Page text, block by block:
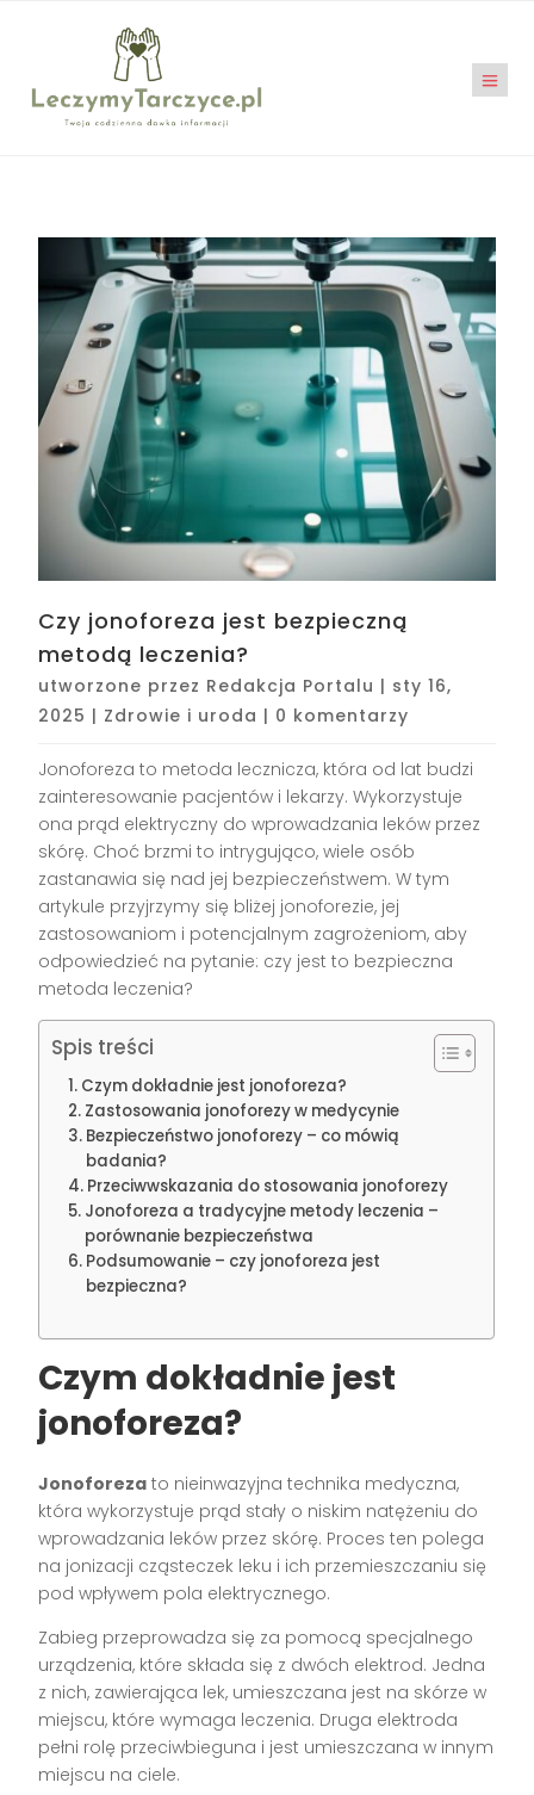
Czy jonoforeza jest bezpieczną
metodą leczenia?
utworzone przez Redakcja Portalu | sty 16,
2025 | Zdrowie i uroda | 0 komentarzy
Jonoforeza to metoda lecznicza, która od lat budzi
zainteresowanie pacjentów i lekarzy. Wykorzystuje
ona prąd elektryczny do wprowadzania leków przez
skórę. Choć brzmi to intrygująco, wiele osób
zastanawia się nad jej bezpieczeństwem. W tym
artykule przyjrzymy się bliżej jonoforezie, jej
zastosowaniom i potencjalnym zagrożeniom, aby
odpowiedzieć na pytanie: czy jest to bezpieczna
metoda leczenia?
Spis treści
Czym dokładnie jest jonoforeza?
Zastosowania jonoforezy w medycynie
Bezpieczeństwo jonoforezy – co mówią
badania?
Przeciwwskazania do stosowania jonoforezy
Jonoforeza a tradycyjne metody leczenia –
porównanie bezpieczeństwa
Podsumowanie – czy jonoforeza jest
bezpieczna?
Czym dokładnie jest
jonoforeza?
Jonoforeza to nieinwazyjna technika medyczna,
która wykorzystuje prąd stały o niskim natężeniu do
wprowadzania leków przez skórę. Proces ten polega
na jonizacji cząsteczek leku i ich przemieszczaniu się
pod wpływem pola elektrycznego.
Zabieg przeprowadza się za pomocą specjalnego
urządzenia, które składa się z dwóch elektrod. Jedna
z nich, zawierająca lek, umieszczana jest na skórze w
miejscu, które wymaga leczenia. Druga elektroda
pełni rolę przeciwbieguna i jest umieszczana w innym
miejscu na ciele.